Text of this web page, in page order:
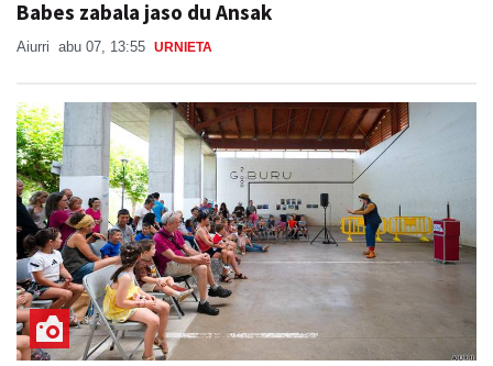
Babes zabala jaso du Ansak
Aiurri abu 07, 13:55 URNIETA